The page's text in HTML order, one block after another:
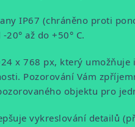
IP67 (chráněno proti
až do +50° C.
x 768 px, který
Pozorování Vám
objektu pro
vykreslování detailů